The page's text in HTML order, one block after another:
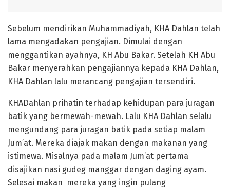
Sebelum mendirikan Muhammadiyah, KHA Dahlan telah
lama mengadakan pengajian. Dimulai dengan
menggantikan ayahnya, KH Abu Bakar. Setelah KH Abu
Bakar menyerahkan pengajiannya kepada KHA Dahlan,
KHA Dahlan lalu merancang pengajian tersendiri.
KHADahlan prihatin terhadap kehidupan para juragan
batik yang bermewah-mewah. Lalu KHA Dahlan selalu
mengundang para juragan batik pada setiap malam
Jum’at. Mereka diajak makan dengan makanan yang
istimewa. Misalnya pada malam Jum’at pertama
disajikan nasi gudeg manggar dengan daging ayam.
Selesai makan mereka yang ingin pulang